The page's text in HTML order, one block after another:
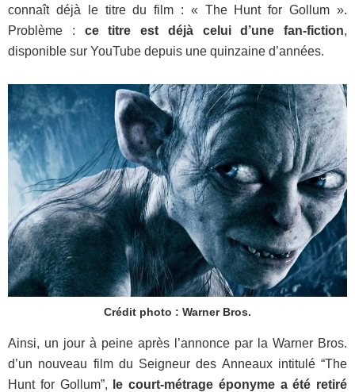
connaît déjà le titre du film : « The Hunt for Gollum ».
Problème : ce titre est déjà celui d’une fan-fiction,
disponible sur YouTube depuis une quinzaine d’années.
Crédit photo : Warner Bros.
Ainsi, un jour à peine après l’annonce par la Warner Bros.
d’un nouveau film du Seigneur des Anneaux intitulé “The
Hunt for Gollum”,
le court-métrage éponyme a été retiré